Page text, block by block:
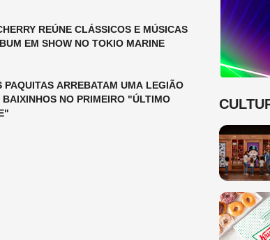
REÚNE CLÁSSICOS E MÚSICAS
EM SHOW NO TOKIO MARINE
PAQUITAS ARREBATAM UMA LEGIÃO
BAIXINHOS NO PRIMEIRO "ÚLTIMO